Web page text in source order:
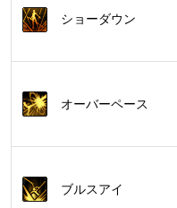
ショーダウン
オーバーペース
ブルスアイ